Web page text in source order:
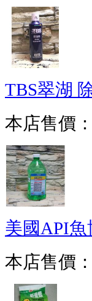
TBS翠湖
本店售價：
美國API
本店售價：